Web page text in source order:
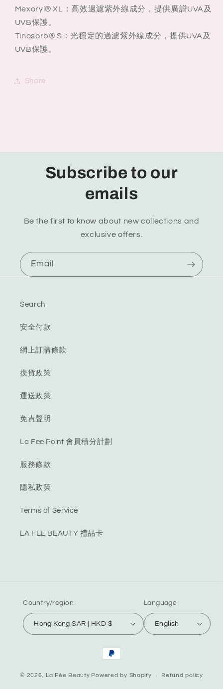
Mexoryl® XL：高效過濾紫外線成分，提供廣譜UVA及
UVB保護。
Tinosorb® S：光穩定的過濾紫外線成分，提供UVA及
UVB保護。
Share
Subscribe to our
emails
Be the first to know about new collections and
exclusive offers.
Email
Search
安全付款
網上訂購條款
換貨政策
運送政策
免責聲明
La Fee Point 會員積分計劃
服務條款
隱私政策
Terms of Service
LA FEE BEAUTY 禮品卡
Country/region
Hong Kong SAR | HKD $
Language
English
Payment
© 2026, La Fée Beauty Powered by Shopify Refund policy